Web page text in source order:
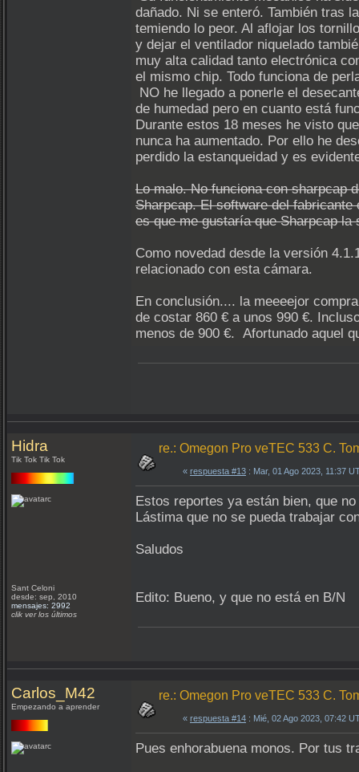
dañado. Ni se enteró. También tras
temiendo lo peor. Al aflojar los
y dejar el ventilador niquelado
muy alta calidad tanto electrónica
el mismo chip. Todo funciona de
NO he llegado a ponerle el
de humedad pero en cuanto está
Durante estos 18 meses he visto
nunca ha aumentado. Por ello he
perdido la estanqueidad y es
Lo malo. No funciona con sharpcap
Sharpcap. El software del
es que me gustaría que Sharpcap la
Como novedad desde la versión
relacionado con esta cámara.
En conclusión.... la meeeejor
de costar 860 € a unos 990 €.
menos de 900 €. Afortunado aquel
Hidra
Tik Tok Tik Tok
Sant Celoni
desde: sep, 2010
mensajes: 2992
clik ver los últimos
re.: Omegon Pro veTEC 533 C.
« respuesta #13 : Mar, 01 Ago 2023, 11:37
Estos reportes ya están bien, que
Lástima que no se pueda trabajar
Saludos
Edito: Bueno, y que no está en B/N
Carlos_M42
Empezando a aprender
re.: Omegon Pro veTEC 533 C.
« respuesta #14 : Mié, 02 Ago 2023, 07:42
Pues enhorabuena monos. Por tus